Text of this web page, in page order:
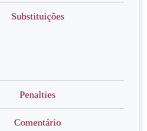
Substituições
Penalties
Comentário